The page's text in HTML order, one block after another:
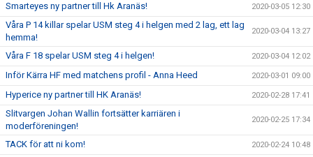
Smarteyes ny partner till Hk Aranäs! 2020-03-05 12:30
Våra P 14 killar spelar USM steg 4 i helgen med 2 lag, ett lag
hemma!
2020-03-04 13:27
Våra F 18 spelar USM steg 4 i helgen! 2020-03-04 12:02
Inför Kärra HF med matchens profil - Anna Heed 2020-03-01 09:00
Hyperice ny partner till HK Aranäs! 2020-02-28 17:41
Slitvargen Johan Wallin fortsätter karriären i
moderföreningen!
2020-02-25 17:34
TACK för att ni kom! 2020-02-24 10:48